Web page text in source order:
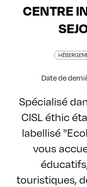
CENTRE
Date de
Spécialisé
CISL éthic
labellisé
vous
touristiques,